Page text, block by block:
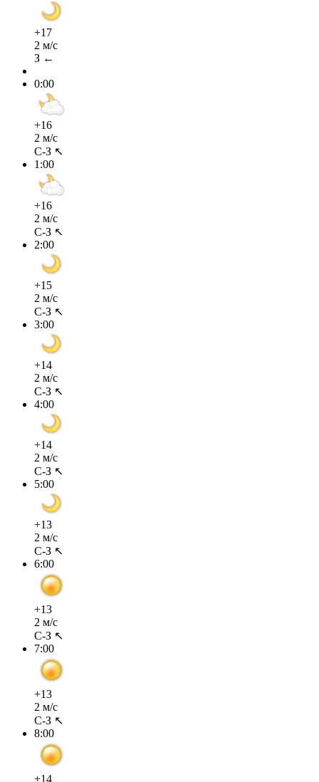
+17
2 м/с
З ←
0:00
+16
2 м/с
С-З ↖
1:00
+16
2 м/с
С-З ↖
2:00
+15
2 м/с
С-З ↖
3:00
+14
2 м/с
С-З ↖
4:00
+14
2 м/с
С-З ↖
5:00
+13
2 м/с
С-З ↖
6:00
+13
2 м/с
С-З ↖
7:00
+13
2 м/с
С-З ↖
8:00
+14